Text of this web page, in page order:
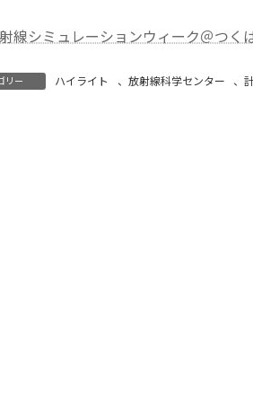
線シミュレーションウィーク＠つく
リー ハイライト 、 放射線科学センター 、